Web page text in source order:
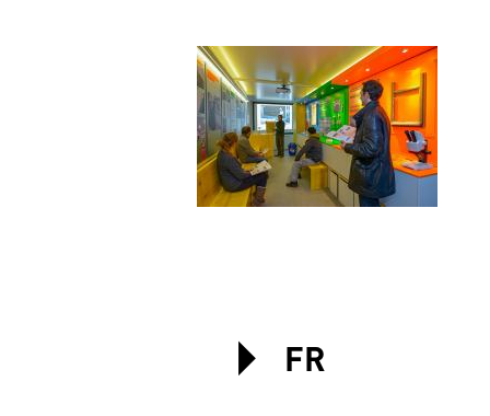
FR